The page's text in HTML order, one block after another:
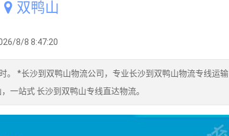
双鸭山
8/8 8:47:20
。 *长沙到双鸭山物流公司，专业长沙到双鸭山物流专线运输
一站式 长沙到双鸭山专线直达物流。